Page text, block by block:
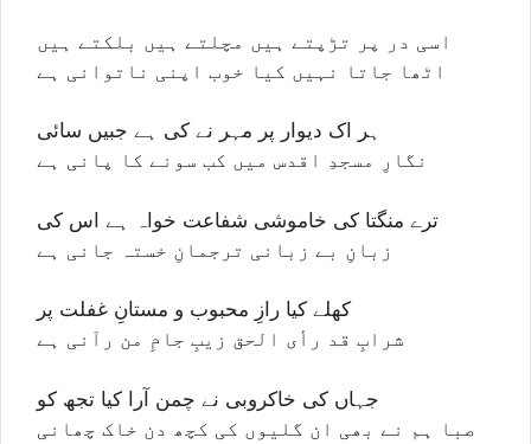
اسی در پر تڑپتے ہیں مچلتے ہیں بلکتے ہیں
اٹھا جاتا نہیں کیا خوب اپنی ناتوانی ہے
ہر اک دیوار پر مہر نے کی ہے جبیں سائی
نگارِ مسجدِ اقدس میں کب سونے کا پانی ہے
ترے منگتا کی خاموشی شفاعت خواہ ہے اس کی
زبانِ بے زبانی ترجمانِ خستہ جانی ہے
کھلے کیا رازِ محبوب و مستانِ غفلت پر
شرابِ قد رأى الحق زیبِ جامِ من رآنی ہے
جہاں کی خاکروبی نے چمن آرا کیا تجھ کو
صبا ہم نے بھی ان گلیوں کی کچھ دن خاک چھانی